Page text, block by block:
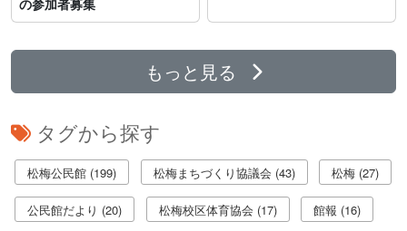
もっと見る
タグから探す
松梅公民館 (199) 松梅まちづくり協議会 (43) 松梅 (27)
公民館だより (20) 松梅校区体育協会 (17) 館報 (16)